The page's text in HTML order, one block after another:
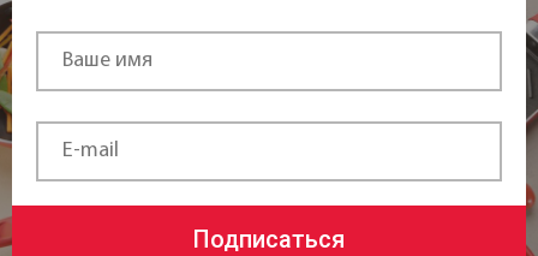
Подписаться